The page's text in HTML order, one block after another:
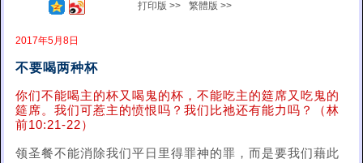
打印版 >> 繁體版 >>
2017年5月8日
不要喝两种杯
你们不能喝主的杯又喝鬼的杯，不能吃主的筵席又吃鬼的
筵席。我们可惹主的愤恨吗？我们比祂还有能力吗？（林
前10:21-22）
领圣餐不能消除我们平日里得罪神的罪，而是要我们藉此